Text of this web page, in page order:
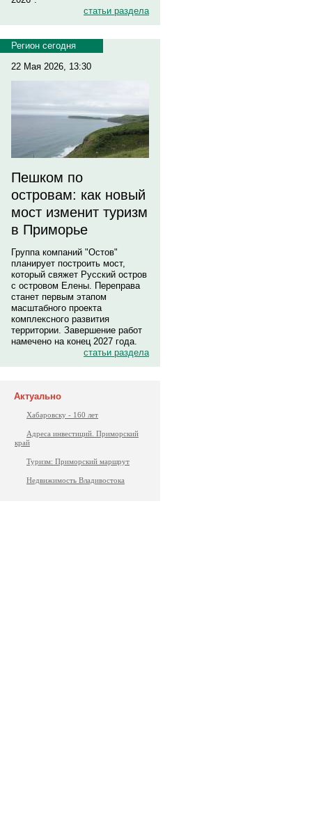
статьи раздела
Регион сегодня
22 Мая 2026, 13:30
Пешком по
островам: как новый
мост изменит туризм
в Приморье
Группа компаний "Остов"
планирует построить мост,
который свяжет Русский остров
с островом Елены. Переправа
станет первым этапом
масштабного проекта
комплексного развития
территории. Завершение работ
намечено на конец 2027 года.
статьи раздела
Актуально
Хабаровску - 160 лет
Адреса инвестиций. Приморский
край
Туризм: Приморский маршрут
Недвижимость Владивостока